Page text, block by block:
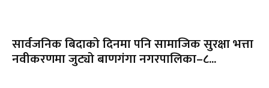
सार्वजनिक बिदाको दिनमा पनि सामाजिक सुरक्षा भत्ता
नवीकरणमा जुट्यो बाणगंगा नगरपालिका–८...